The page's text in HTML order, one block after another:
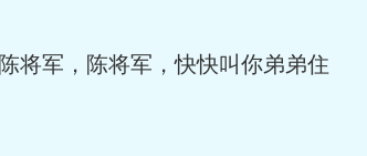
军，陈将军，快快叫你弟弟住